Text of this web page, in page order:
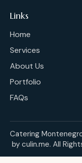
Links
Home
Services
About Us
Portfolio
FAQs
Catering
by culin.me. All